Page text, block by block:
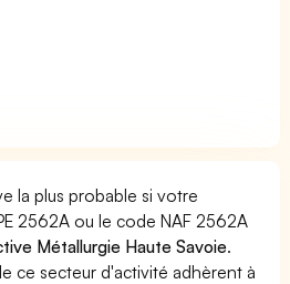
la plus probable si votre
2562A ou le code NAF 2562A
Métallurgie Haute Savoie.
ce secteur d'activité adhèrent à